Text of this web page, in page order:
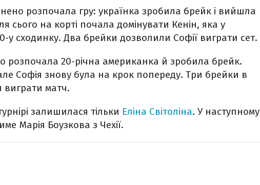
розпочала гру: українка зробила брейк і вийшла
сього на корті почала домінувати Кенін, яка у
у сходинку. Два брейки дозволили Софії виграти сет.
розпочала 20-річна американка й зробила брейк.
але Софія знову була на крок попереду. Три брейки в
виграти матч.
залишилася тільки Еліна Світоліна. У наступному
Марія Боузкова з Чехії.